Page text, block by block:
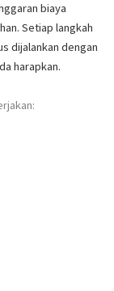
biaya
Setiap langkah
dijalankan dengan
harapkan.